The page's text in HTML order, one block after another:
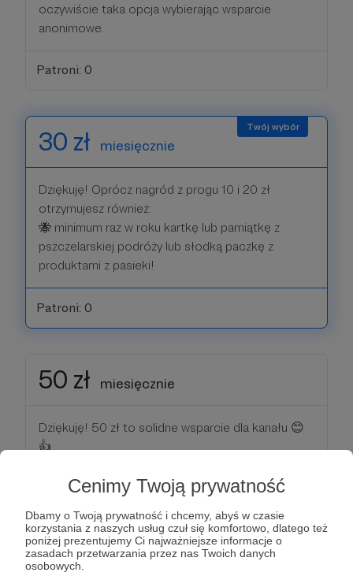
Cenimy Twoją prywatność
Dbamy o Twoją prywatność i chcemy, abyś w czasie
korzystania z naszych usług czuł się komfortowo, dlatego też
poniżej prezentujemy Ci najważniejsze informacje o
zasadach przetwarzania przez nas Twoich danych
osobowych.
oczywiście taka opcja wybierając wsparcie
anonimowe.
Patroni: 0
30 zł miesięcznie
Dziękuję! Oprócz nagród z progu 10 i 20 zł
otrzymujesz również:
🐝 minimum raz w roku kartkę lub pamiątkę z
pszczelarskiej podróży lub słodką paczkę z
produktami z pasieki!
Patroni: 0
50 zł miesięcznie
Dziękuję! 50 zł to solidne wsparcie dla kanału 😊
👍
zamian również:
zestaw słodkości z pasieki raz w roku!
Patroni: 0